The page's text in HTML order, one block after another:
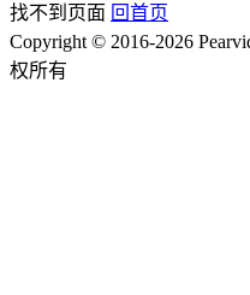
找不到页面 回首页
Copyright © 2016-2026
权所有